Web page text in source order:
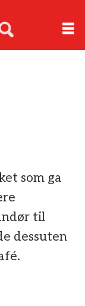
som ga
til
dessuten